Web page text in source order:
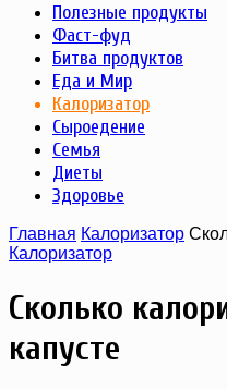
Полезные продукты
Фаст-фуд
Битва продуктов
Еда и Мир
Калоризатор
Сыроедение
Семья
Диеты
Здоровье
Главная Калоризатор
Калоризатор
Сколько
капусте